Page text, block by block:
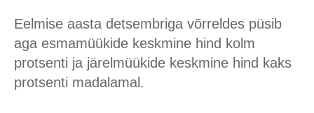
Eelmise aasta detsembriga võrreldes püsib
aga esmamüükide keskmine hind kolm
protsenti ja järelmüükide keskmine hind kaks
protsenti madalamal.